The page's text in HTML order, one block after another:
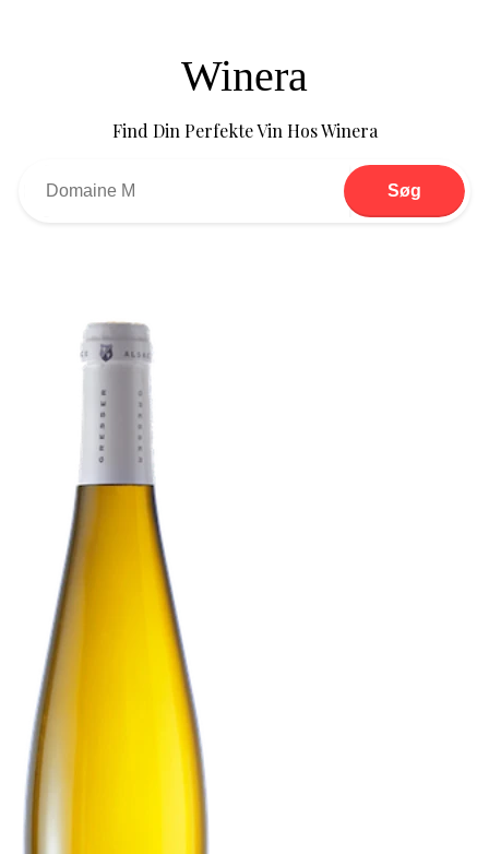
Winera
Find Din Perfekte Vin Hos Winera
Søg